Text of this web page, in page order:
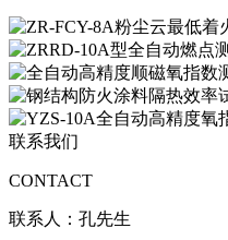
联系我们
CONTACT
联系人：孔先生